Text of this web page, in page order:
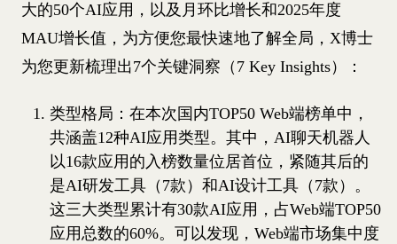
大的50个AI应用，以及月环比增长和2025年度
MAU增长值，为方便您最快速地了解全局，X博士
为您更新梳理出7个关键洞察（7 Key Insights）：
类型格局：在本次国内TOP50 Web端榜单中，
共涵盖12种AI应用类型。其中，AI聊天机器人
以16款应用的入榜数量位居首位，紧随其后的
是AI研发工具（7款）和AI设计工具（7款）。
这三大类型累计有30款AI应用，占Web端TOP50
应用总数的60%。可以发现，Web端市场集中度